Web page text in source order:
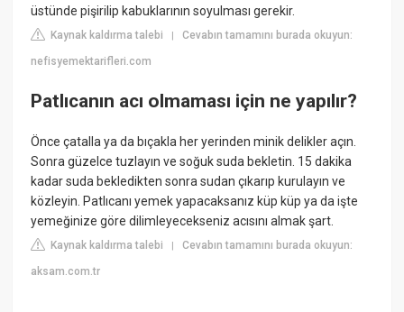
üstünde pişirilip kabuklarının soyulması gerekir.
Kaynak kaldırma talebi |Cevabın tamamını burada okuyun:
nefisyemektarifleri.com
Patlıcanın acı olmaması için ne yapılır?
Önce çatalla ya da bıçakla her yerinden minik delikler açın.
Sonra güzelce tuzlayın ve soğuk suda bekletin. 15 dakika
kadar suda bekledikten sonra sudan çıkarıp kurulayın ve
közleyin. Patlıcanı yemek yapacaksanız küp küp ya da işte
yemeğinize göre dilimleyecekseniz acısını almak şart.
Kaynak kaldırma talebi |Cevabın tamamını burada okuyun:
aksam.com.tr